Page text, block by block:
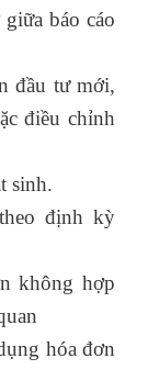
báo cáo
đầu tư mới,
điều chỉnh
sinh.
định kỳ
không hợp
hóa đơn